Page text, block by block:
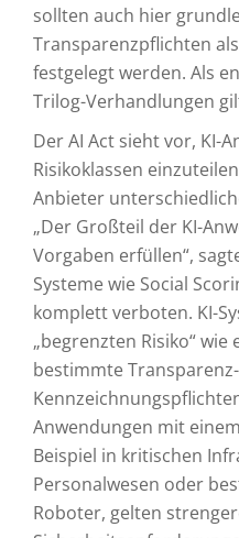
sollten auch hier
Transparenzpflichten
festgelegt werden. Als
Trilog-Verhandlungen
Der AI Act sieht vor, KI-
Risikoklassen
Anbieter
„Der Großteil der KI-
Vorgaben erfüllen“,
Systeme wie Social
komplett verboten. KI-
„begrenzten Risiko“
bestimmte
Anwendungen mit
Beispiel in kritischen
Personalwesen oder
Roboter, gelten